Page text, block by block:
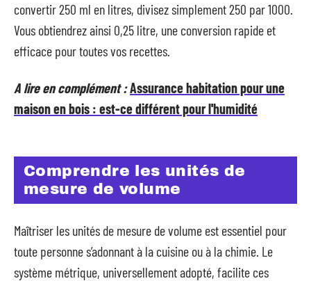
convertir 250 ml en litres, divisez simplement 250 par 1000.
Vous obtiendrez ainsi 0,25 litre, une conversion rapide et
efficace pour toutes vos recettes.
A lire en complément :Assurance habitation pour une
maison en bois : est-ce différent pour l'humidité
Comprendre les unités de
mesure de volume
Maîtriser les unités de mesure de volume est essentiel pour
toute personne s’adonnant à la cuisine ou à la chimie. Le
système métrique, universellement adopté, facilite ces